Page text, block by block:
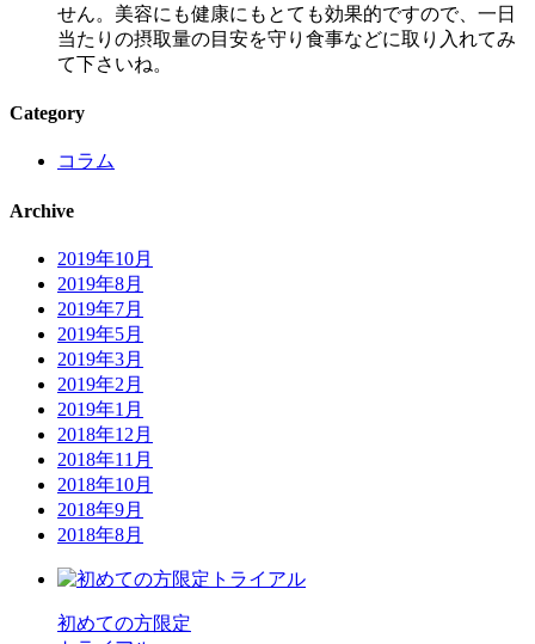
せん。美容にも健康にもとても効果的ですので、一日
当たりの摂取量の目安を守り食事などに取り入れてみ
て下さいね。
Category
コラム
Archive
2019年10月
2019年8月
2019年7月
2019年5月
2019年3月
2019年2月
2019年1月
2018年12月
2018年11月
2018年10月
2018年9月
2018年8月
初めての方限定